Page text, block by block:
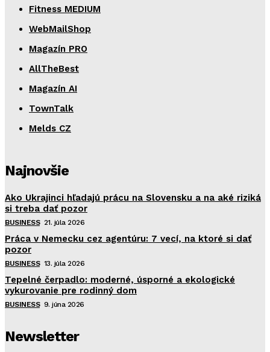
Fitness MEDIUM
WebMailShop
Magazín PRO
AllTheBest
Magazín AI
TownTalk
Melds CZ
Najnovšie
Ako Ukrajinci hľadajú prácu na Slovensku a na aké riziká
si treba dať pozor
BUSINESS 21. júla 2026
Práca v Nemecku cez agentúru: 7 vecí, na ktoré si dať
pozor
BUSINESS 13. júla 2026
Tepelné čerpadlo: moderné, úsporné a ekologické
vykurovanie pre rodinný dom
BUSINESS 9. júna 2026
Newsletter